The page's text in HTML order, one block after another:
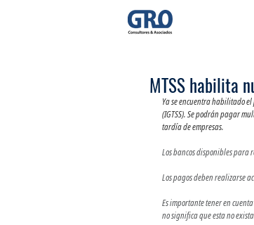
MTSS habilita
Ya se encuentra habilitado
(IGTSS). Se podrán pagar
tardía de empresas.
Los bancos disponibles para
Los pagos deben realizarse
Es importante tener en
no significa que esta no